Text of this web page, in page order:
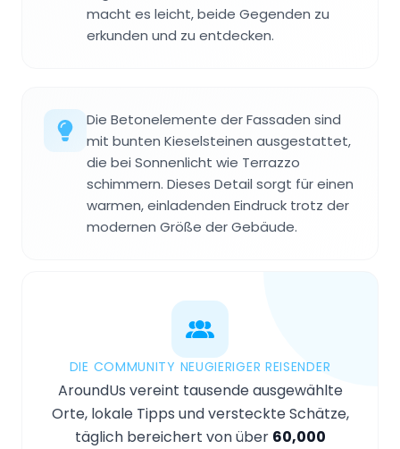
macht es leicht, beide Gegenden zu
erkunden und zu entdecken.
Die Betonelemente der Fassaden sind
mit bunten Kieselsteinen ausgestattet,
die bei Sonnenlicht wie Terrazzo
schimmern. Dieses Detail sorgt für einen
warmen, einladenden Eindruck trotz der
modernen Größe der Gebäude.
DIE COMMUNITY NEUGIERIGER REISENDER
AroundUs vereint tausende ausgewählte
Orte, lokale Tipps und versteckte Schätze,
täglich bereichert von über 60,000